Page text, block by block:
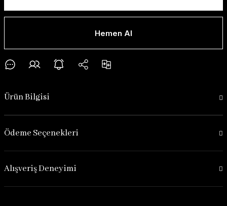
Hemen Al
Ürün Bilgisi
Ödeme Seçenekleri
Alışveriş Deneyimi